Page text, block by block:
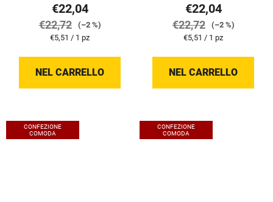
€22,04
€22,72
(–2 %)
Prezzo
misura:
€5,51 / 1 pz
NEL CARRELLO
€22,04
€22,72
(–2 %)
Prezzo
misura:
€5,51 / 1 pz
NEL CARRELLO
CONFEZIONE
COMODA
CONFEZIONE
COMODA